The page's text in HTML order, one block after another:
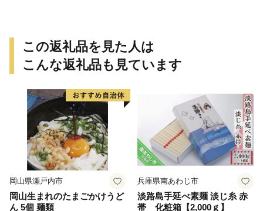
この返礼品を見た人は
こんな返礼品も見ています
岡山県瀬戸内市
岡山生まれのたまごかけうど
ん 5個 麺類
兵庫県南あわじ市
淡路島手延べ素麺 淡じ糸 赤
帯 化粧箱【2,000ｇ】